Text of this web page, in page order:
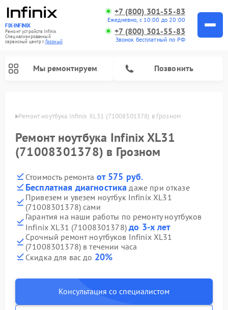
FIX-INFINIX
Ремонт устройств Infinix
Специализированный
cервисный центр г.Грозный
+7 (800) 301-55-83
Ежедневно, с 10:00 до 20:00
+7 (800) 301-55-83
Звонок бесплатный по РФ
Мы ремонтируем Позвонить
Ремонт ноутбука Infinix XL31 (71008301378) в Грозном
Ремонт ноутбука Infinix XL31
(71008301378) в Грозном
Стоимость ремонта от 575 руб.
Бесплатная диагностика даже при отказе
Привезем и увезем ноутбук Infinix XL31
(71008301378) сами
Гарантия на наши работы по ремонту ноутбуков
Infinix XL31 (71008301378)до 3-х лет
Срочный ремонт ноутбуков Infinix XL31
(71008301378) в течении часа
Скидка для вас до 20%
Консультация со специалистом